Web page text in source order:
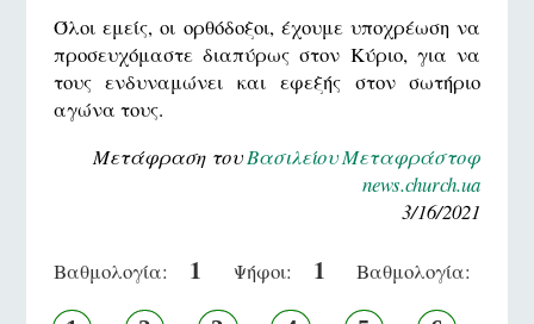
Όλοι εμείς, οι ορθόδοξοι, έχουμε υποχρέωση να
προσευχόμαστε διαπύρως στον Κύριο, για να
τους ενδυναμώνει και εφεξής στον σωτήριο
αγώνα τους.
Μετάφραση τουΒασιλείου Μεταφράστοφ
news.church.ua
3/16/2021
Βαθμολογία: 1 Ψήφοι: 1 Βαθμολογία: